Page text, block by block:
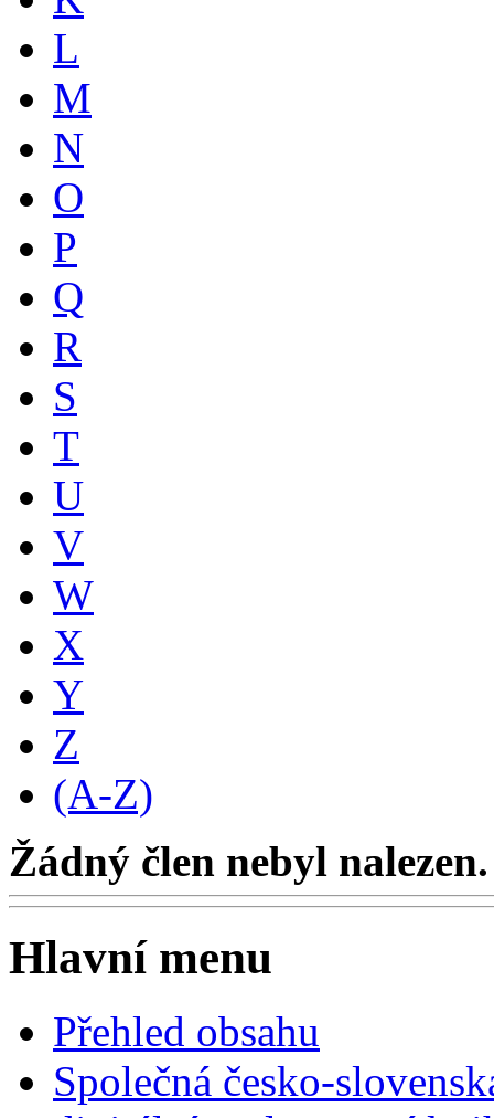
L
M
N
O
P
Q
R
S
T
U
V
W
X
Y
Z
(A-Z)
Žádný člen nebyl nalezen.
Hlavní menu
Přehled obsahu
Společná česko-